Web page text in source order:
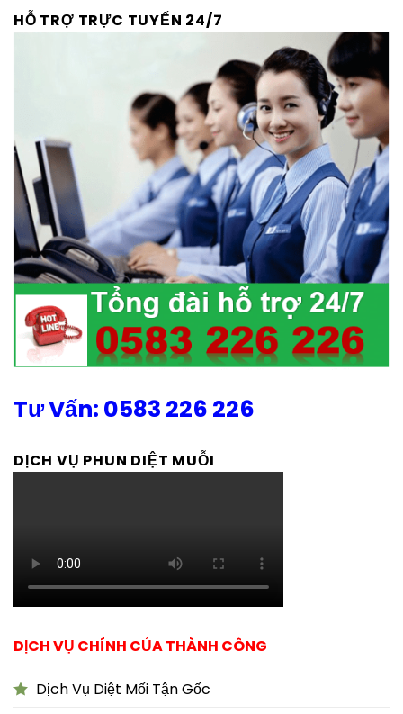
HỖ TRỢ TRỰC TUYẾN 24/7
Tư Vấn: 0583 226 226
DỊCH VỤ PHUN DIỆT MUỖI
DỊCH VỤ CHÍNH CỦA THÀNH CÔNG
Dịch Vụ Diệt Mối Tận Gốc